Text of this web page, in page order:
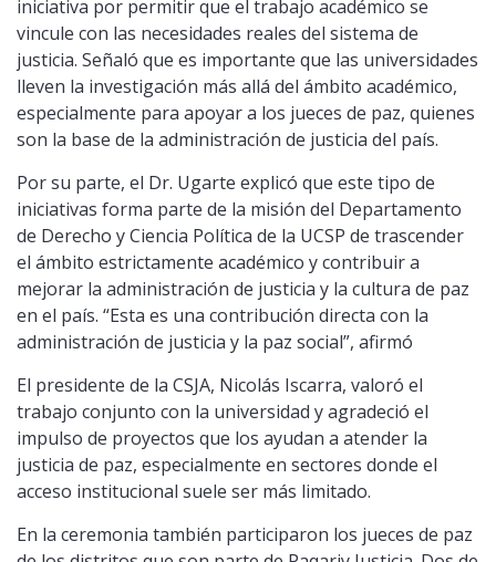
iniciativa por permitir que el trabajo académico se
vincule con las necesidades reales del sistema de
justicia. Señaló que es importante que las universidades
lleven la investigación más allá del ámbito académico,
especialmente para apoyar a los jueces de paz, quienes
son la base de la administración de justicia del país.
Por su parte, el Dr. Ugarte explicó que este tipo de
iniciativas forma parte de la misión del Departamento
de Derecho y Ciencia Política de la UCSP de trascender
el ámbito estrictamente académico y contribuir a
mejorar la administración de justicia y la cultura de paz
en el país. “Esta es una contribución directa con la
administración de justicia y la paz social”, afirmó
El presidente de la CSJA, Nicolás Iscarra, valoró el
trabajo conjunto con la universidad y agradeció el
impulso de proyectos que los ayudan a atender la
justicia de paz, especialmente en sectores donde el
acceso institucional suele ser más limitado.
En la ceremonia también participaron los jueces de paz